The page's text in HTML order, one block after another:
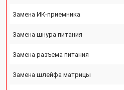
Замена ИК-приемника
Замена шнура питания
Замена разъема питания
Замена шлейфа матрицы